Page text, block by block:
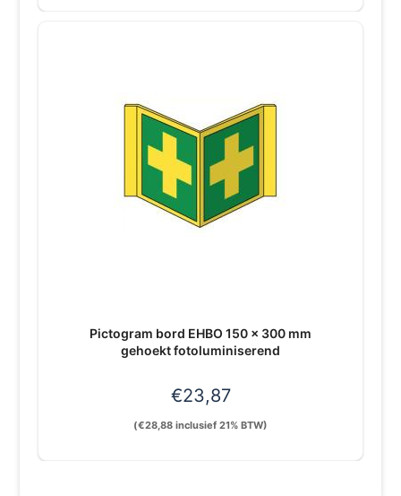
Pictogram bord EHBO 150 x 300 mm
gehoekt fotoluminiserend
€23,87
(€28,88 inclusief 21% BTW)